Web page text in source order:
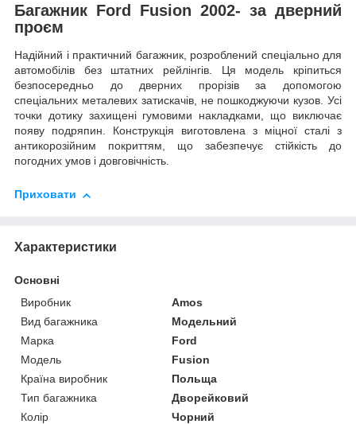
Багажник Ford Fusion 2002- за дверний
проєм
Надійний і практичний багажник, розроблений спеціально для
автомобілів без штатних рейлінгів. Ця модель кріпиться
безпосередньо до дверних прорізів за допомогою
спеціальних металевих затискачів, не пошкоджуючи кузов. Усі
точки дотику захищені гумовими накладками, що виключає
появу подряпин. Конструкція виготовлена з міцної сталі з
антикорозійним покриттям, що забезпечує стійкість до
погодних умов і довговічність.
Приховати
Характеристики
Основні
Виробник
Amos
Вид багажника
Модельний
Марка
Ford
Модель
Fusion
Країна виробник
Польща
Тип багажника
Дворейковий
Колір
Чорний